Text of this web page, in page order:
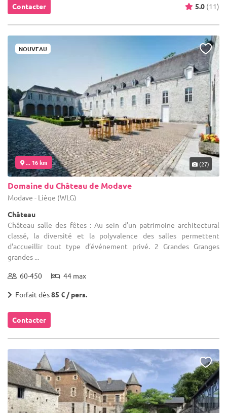
Contacter 5.0 (11)
NOUVEAU
... 16 km (27)
Domaine du Château de Modave
Modave - Liège (WLG)
Château
Château salle des fêtes : Au sein d'un patrimoine architectural
classé, la diversité et la polyvalence des salles permettent
d'accueillir tout type d’événement privé. 2 Grandes Granges
grandes ...
60-450 44 max
Forfait dès85 € / pers.
Contacter